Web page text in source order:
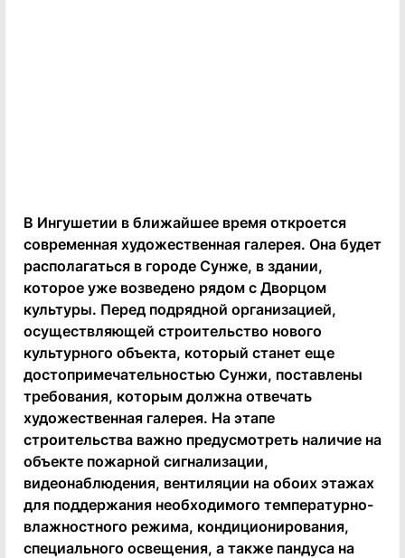
В Ингушетии в ближайшее время откроется
современная художественная галерея. Она будет
располагаться в городе Сунже, в здании,
которое уже возведено рядом с Дворцом
культуры. Перед подрядной организацией,
осуществляющей строительство нового
культурного объекта, который станет еще
достопримечательностью Сунжи, поставлены
требования, которым должна отвечать
художественная галерея. На этапе
строительства важно предусмотреть наличие на
объекте пожарной сигнализации,
видеонаблюдения, вентиляции на обоих этажах
для поддержания необходимого температурно-
влажностного режима, кондиционирования,
специального освещения, а также пандуса на